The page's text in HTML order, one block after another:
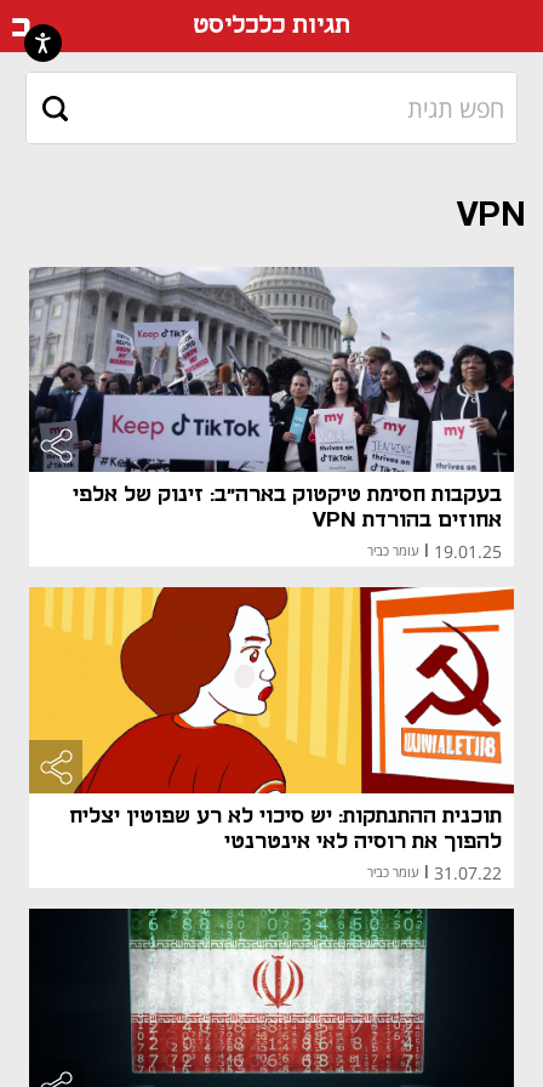
תגיות כלכליסט
VPN
בעקבות חסימת טיקטוק בארה"ב: זינוק של אלפי
אחוזים בהורדת VPN
19.01.25 עומר כביר
תוכנית ההתנתקות: יש סיכוי לא רע שפוטין יצליח
להפוך את רוסיה לאי אינטרנטי
31.07.22 עומר כביר